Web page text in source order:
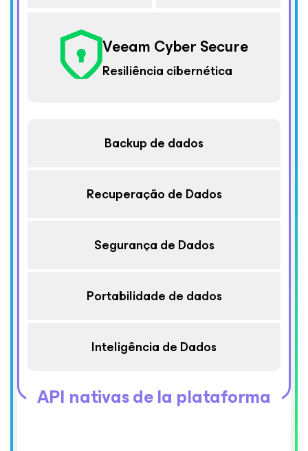
Veeam Cyber Secure
Resiliência cibernética
Backup de dados
Recuperação de Dados
Segurança de Dados
Portabilidade de dados
Inteligência de Dados
API nativas de la plataforma